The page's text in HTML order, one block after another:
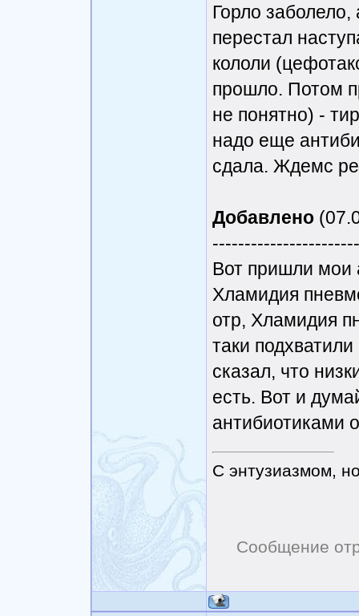
Горло заболело,
перестал
кололи
прошло. Потом
не понятно) -
надо еще
сдала. Ждемс
Добавлено
Вот пришли мои
Хламидия
отр, Хламидия
таки
сказал, что
есть. Вот и
антибиотиками
С энтузиазмом,
Сообщение